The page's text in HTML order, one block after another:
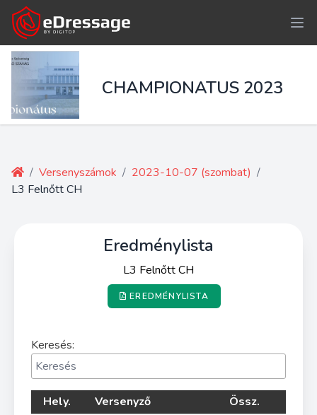
CHAMPIONATUS 2023
/ Versenyszámok / 2023-10-07 (szombat) /
L3 Felnőtt CH
Eredménylista
L3 Felnőtt CH
EREDMÉNYLISTA
Keresés:
Hely. Versenyző Össz.